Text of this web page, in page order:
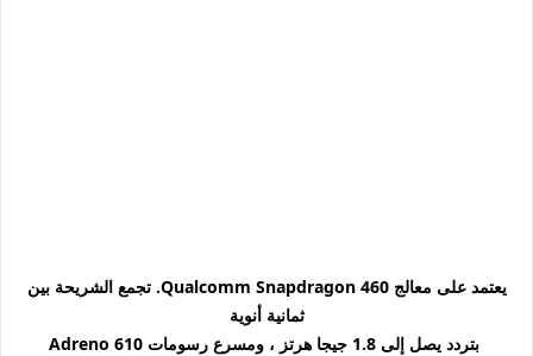
يعتمد على معالج Qualcomm Snapdragon 460. تجمع الشريحة بين
ثمانية أنوية
بتردد يصل إلى 1.8 جيجا هرتز ، ومسرع رسومات Adreno 610